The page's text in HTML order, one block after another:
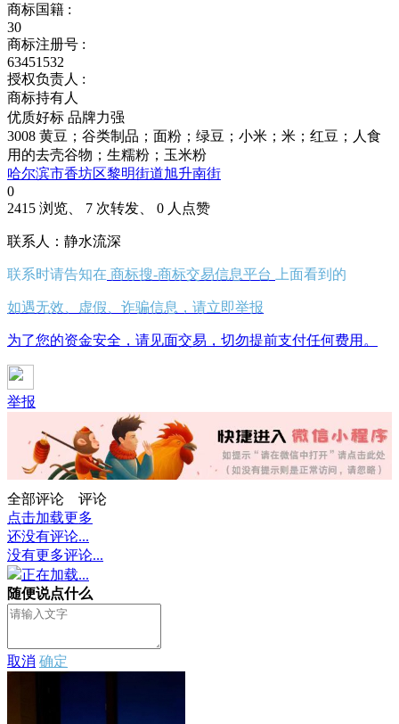
商标国籍 :
30
商标注册号 :
63451532
授权负责人 :
商标持有人
优质好标 品牌力强
3008 黄豆；谷类制品；面粉；绿豆；小米；米；红豆；人食
用的去壳谷物；生糯粉；玉米粉
哈尔滨市香坊区黎明街道旭升南街
0
2415 浏览、 7 次转发、 0 人点赞
联系人：静水流深
联系时请告知在 商标搜-商标交易信息平台 上面看到的
如遇无效、虚假、诈骗信息，请立即举报
为了您的资金安全，请见面交易，切勿提前支付任何费用。
举报
全部评论
评论
点击加载更多
还没有评论...
没有更多评论...
正在加载...
随便说点什么
取消 确定